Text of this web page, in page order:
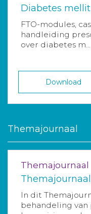
Diabetes
FTO-modules,
handleiding
over diabetes m...
Download
Themajournaal
Themajournaal
In dit
behandeling